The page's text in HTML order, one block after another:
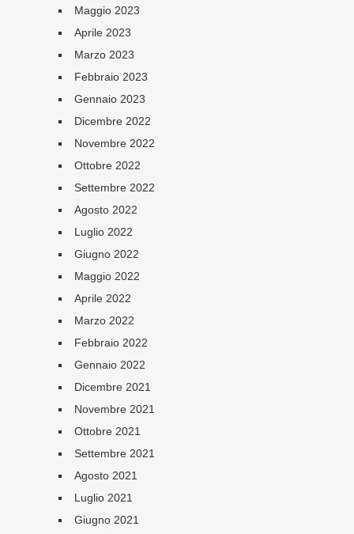
Maggio 2023
Aprile 2023
Marzo 2023
Febbraio 2023
Gennaio 2023
Dicembre 2022
Novembre 2022
Ottobre 2022
Settembre 2022
Agosto 2022
Luglio 2022
Giugno 2022
Maggio 2022
Aprile 2022
Marzo 2022
Febbraio 2022
Gennaio 2022
Dicembre 2021
Novembre 2021
Ottobre 2021
Settembre 2021
Agosto 2021
Luglio 2021
Giugno 2021